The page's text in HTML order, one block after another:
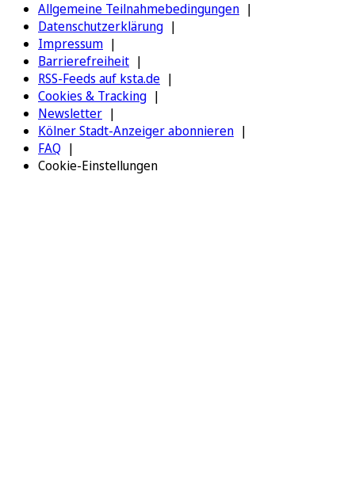
Allgemeine Teilnahmebedingungen
Datenschutzerklärung
Impressum
Barrierefreiheit
RSS-Feeds auf ksta.de
Cookies & Tracking
Newsletter
Kölner Stadt-Anzeiger abonnieren
FAQ
Cookie-Einstellungen